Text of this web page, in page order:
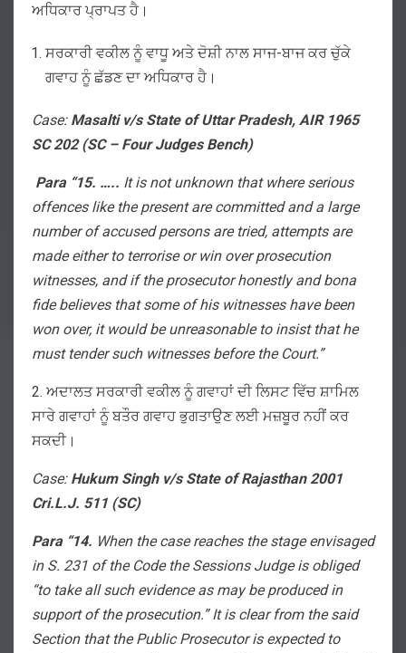
ਅਧਿਕਾਰ ਪ੍ਰਾਪਤ ਹੈ।
ਸਰਕਾਰੀ ਵਕੀਲ ਨੂੰ ਵਾਧੂ ਅਤੇ ਦੋਸ਼ੀ ਨਾਲ ਸਾਜ-ਬਾਜ ਕਰ ਚੁੱਕੇ
ਗਵਾਹ ਨੂੰ ਛੱਡਣ ਦਾ ਅਧਿਕਾਰ ਹੈ।
Case: Masalti v/s State of Uttar Pradesh, AIR 1965
SC 202 (SC – Four Judges Bench)
Para “15. ….. It is not unknown that where serious
offences like the present are committed and a large
number of accused persons are tried, attempts are
made either to terrorise or win over prosecution
witnesses, and if the prosecutor honestly and bona
fide believes that some of his witnesses have been
won over, it would be unreasonable to insist that he
must tender such witnesses before the Court.”
2. ਅਦਾਲਤ ਸਰਕਾਰੀ ਵਕੀਲ ਨੂੰ ਗਵਾਹਾਂ ਦੀ ਲਿਸਟ ਵਿੱਚ ਸ਼ਾਮਿਲ
ਸਾਰੇ ਗਵਾਹਾਂ ਨੂੰ ਬਤੌਰ ਗਵਾਹ ਭੁਗਤਾਉਣ ਲਈ ਮਜ਼ਬੂਰ ਨਹੀਂ ਕਰ
ਸਕਦੀ।
Case: Hukum Singh v/s State of Rajasthan 2001
Cri.L.J. 511 (SC)
Para “14. When the case reaches the stage envisaged
in S. 231 of the Code the Sessions Judge is obliged
“to take all such evidence as may be produced in
support of the prosecution.” It is clear from the said
Section that the Public Prosecutor is expected to